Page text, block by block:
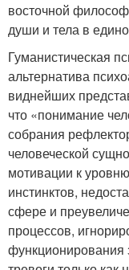
восточной
души и тела в
Гуманистическая
альтернатива
виднейших
что «понимание
собрания
человеческой
мотивации к
инстинктов,
сфере и
процессов,
функционирования